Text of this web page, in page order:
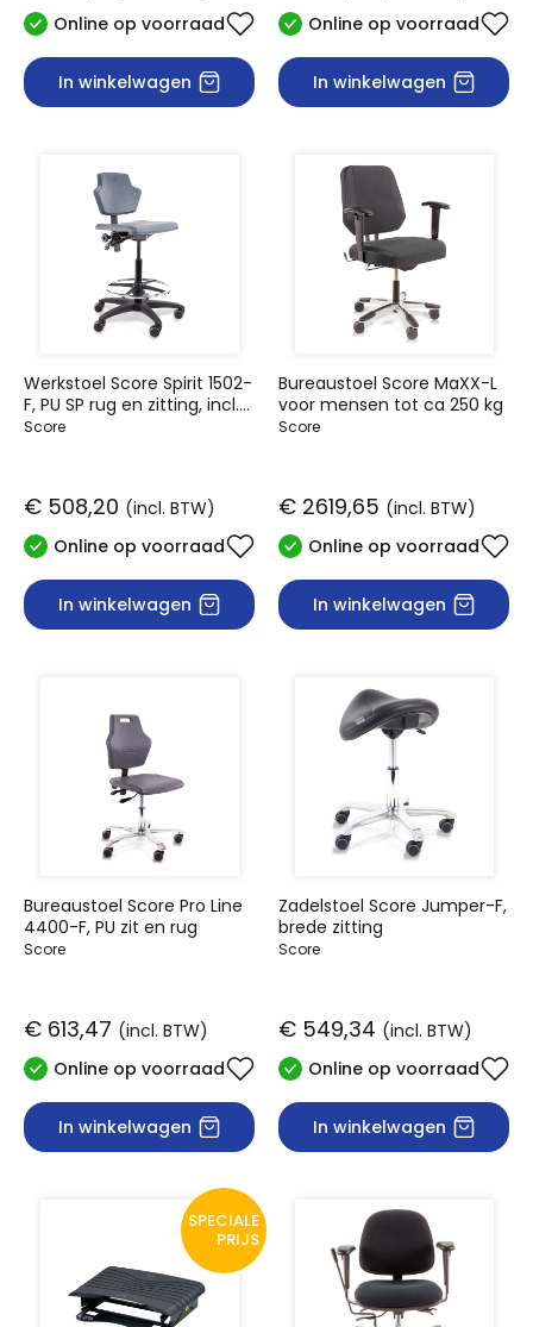
Online op voorraad
In winkelwagen
Online op voorraad
In winkelwagen
Werkstoel Score Spirit 1502-
F, PU SP rug en zitting, incl.
voetring
Score
€ 508,20 (incl. BTW)
Online op voorraad
In winkelwagen
Bureaustoel Score MaXX-L
voor mensen tot ca 250 kg
Score
€ 2619,65 (incl. BTW)
Online op voorraad
In winkelwagen
Bureaustoel Score Pro Line
4400-F, PU zit en rug
Score
€ 613,47 (incl. BTW)
Online op voorraad
In winkelwagen
Zadelstoel Score Jumper-F,
brede zitting
Score
€ 549,34 (incl. BTW)
Online op voorraad
In winkelwagen
SPECIALE
PRIJS